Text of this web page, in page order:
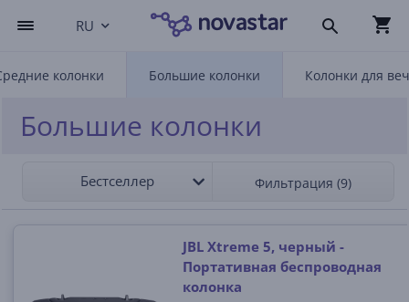
RU
колонки Большие колонки Колонки для
Большие колонки
Бестселлер Фильтрация (9)
JBL Xtreme 5, черный -
Портативная беспроводная
колонка